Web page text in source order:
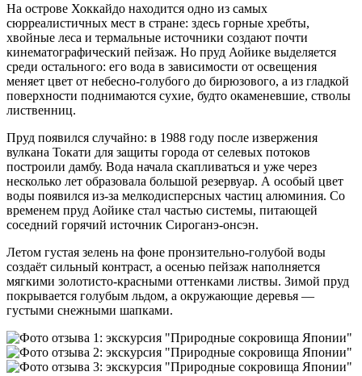
На острове Хоккайдо находится одно из самых
сюрреалистичных мест в стране: здесь горные хребты,
хвойные леса и термальные источники создают почти
кинематографический пейзаж. Но пруд Аойике выделяется
среди остального: его вода в зависимости от освещения
меняет цвет от небесно‑голубого до бирюзового, а из гладкой
поверхности поднимаются сухие, будто окаменевшие, стволы
лиственниц.
Пруд появился случайно: в 1988 году после извержения
вулкана Токати для защиты города от селевых потоков
построили дамбу. Вода начала скапливаться и уже через
несколько лет образовала большой резервуар. А особый цвет
воды появился из‑за мелкодисперсных частиц алюминия. Со
временем пруд Аойике стал частью системы, питающей
соседний горячий источник Сироганэ‑онсэн.
Летом густая зелень на фоне пронзительно-голубой воды
создаёт сильный контраст, а осенью пейзаж наполняется
мягкими золотисто-красными оттенками листвы. Зимой пруд
покрывается голубым льдом, а окружающие деревья —
густыми снежными шапками.